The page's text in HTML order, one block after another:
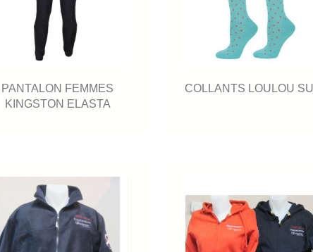
PANTALON FEMMES
KINGSTON ELASTA
COLLANTS LOULOU